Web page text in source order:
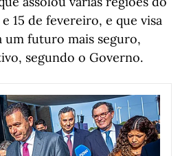
15 de fevereiro, e que visa
um futuro mais seguro,
segundo o Governo.